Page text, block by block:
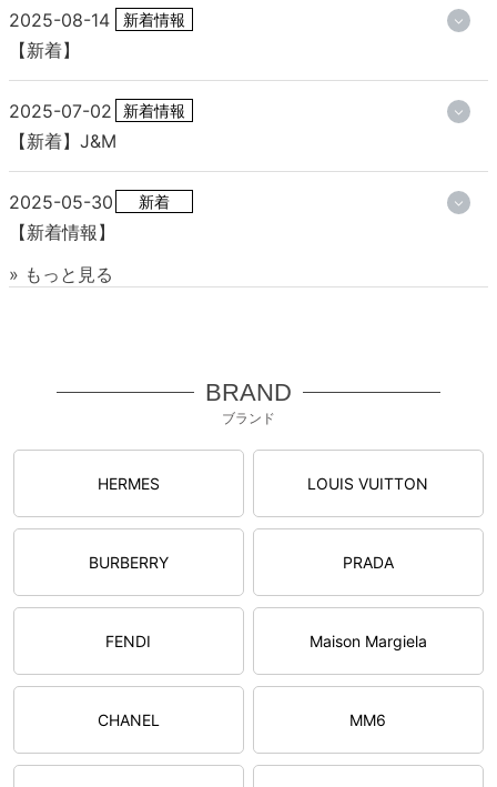
2025-08-14 新着情報
【新着】
2025-07-02 新着情報
【新着】J&M
2025-05-30 新着
【新着情報】
» もっと見る
BRAND
ブランド
HERMES LOUIS VUITTON
BURBERRY PRADA
FENDI Maison Margiela
CHANEL MM6